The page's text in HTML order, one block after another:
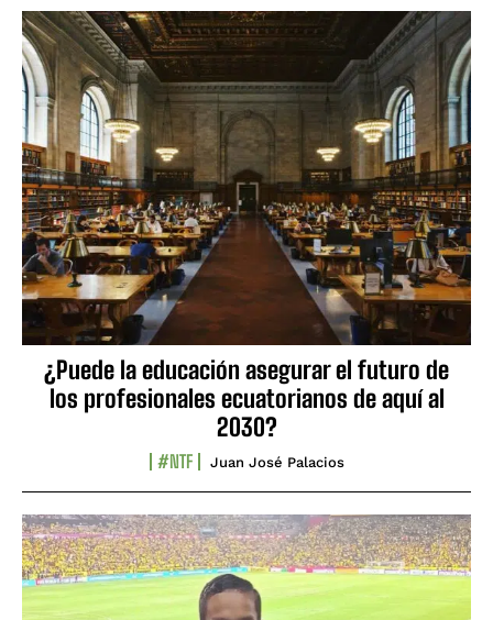
¿Puede la educación asegurar el futuro de
los profesionales ecuatorianos de aquí al
2030?
#NTF Juan José Palacios